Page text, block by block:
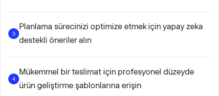
3
Planlama sürecinizi optimize etmek için yapay zeka
destekli öneriler alın
4
Mükemmel bir teslimat için profesyonel düzeyde
ürün geliştirme şablonlarına erişin